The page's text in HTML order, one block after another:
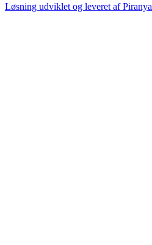
Løsning udviklet og leveret afPiranya